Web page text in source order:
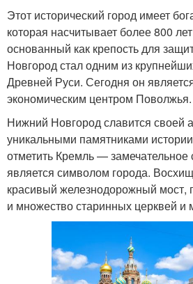
Этот исторический город имеет
которая насчитывает более 800
основанный как крепость для
Новгород стал одним из
Древней Руси. Сегодня он
экономическим центром Поволжья.
Нижний Новгород славится своей
уникальными памятниками
отметить Кремль —
является символом города.
красивый железнодорожный мост,
и множество старинных церквей и